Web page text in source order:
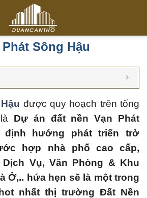
Sông Hậu
được quy hoạch trên tổng
là Dự án đất nền Vạn Phát
định hướng phát triển trở
hợp nhà phố cao cấp,
Vụ, Văn Phòng & Khu
Ở,.. hứa hẹn sẽ là một trong
nhất thị trường Đất Nền